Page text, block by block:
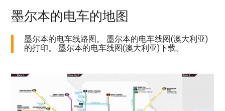
墨尔本的电车的地图
墨尔本的电车线路图。 墨尔本的电车线图(澳大利亚)
的打印。 墨尔本的电车线图(澳大利亚)下载。